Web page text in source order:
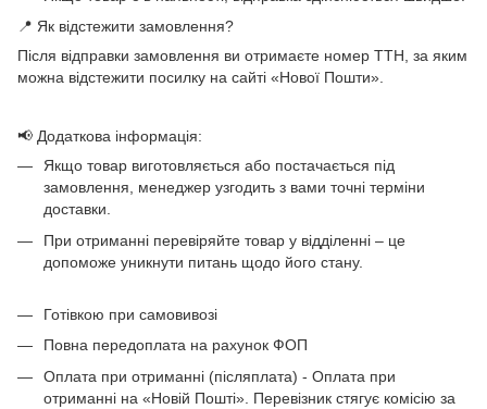
📍 Як відстежити замовлення?
Після відправки замовлення ви отримаєте номер ТТН, за яким
можна відстежити посилку на сайті «Нової Пошти».
📢 Додаткова інформація:
Якщо товар виготовляється або постачається під
замовлення, менеджер узгодить з вами точні терміни
доставки.
При отриманні перевіряйте товар у відділенні – це
допоможе уникнути питань щодо його стану.
Готівкою при самовивозі
Повна передоплата на рахунок ФОП
Оплата при отриманні (післяплата) - Оплата при
отриманні на «Новій Пошті». Перевізник стягує комісію за